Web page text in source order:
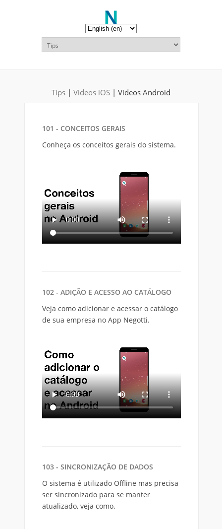
Tips | Videos iOS | Videos Android
101 - CONCEITOS GERAIS
Conheça os conceitos gerais do sistema.
102 - ADIÇÃO E ACESSO AO CATÁLOGO
Veja como adicionar e acessar o catálogo
de sua empresa no App Negotti.
103 - SINCRONIZAÇÃO DE DADOS
O sistema é utilizado Offline mas precisa
ser sincronizado para se manter
atualizado, veja como.